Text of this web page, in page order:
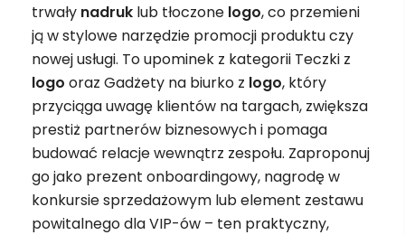
trwały nadruk lub tłoczone logo, co przemieni
ją w stylowe narzędzie promocji produktu czy
nowej usługi. To upominek z kategorii Teczki z
logo oraz Gadżety na biurko z logo, który
przyciąga uwagę klientów na targach, zwiększa
prestiż partnerów biznesowych i pomaga
budować relacje wewnątrz zespołu. Zaproponuj
go jako prezent onboardingowy, nagrodę w
konkursie sprzedażowym lub element zestawu
powitalnego dla VIP-ów – ten praktyczny,